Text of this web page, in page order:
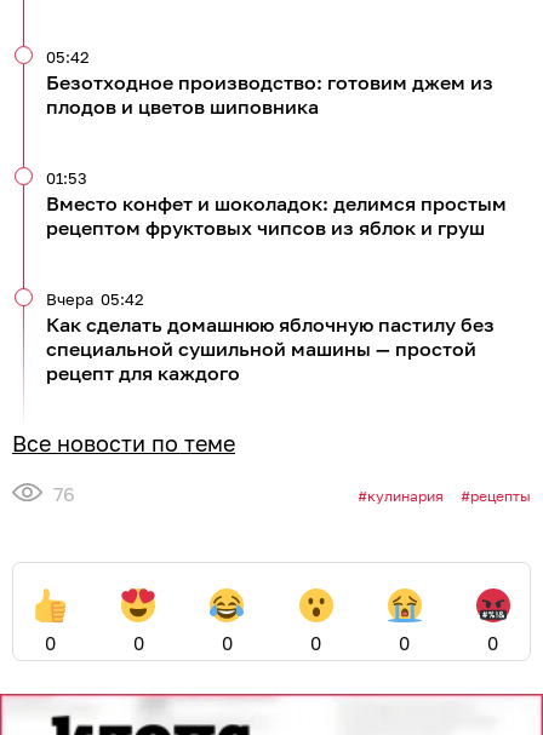
Безотходное производство: готовим джем из
плодов и цветов шиповника
05:42
Вместо конфет и шоколадок: делимся простым
рецептом фруктовых чипсов из яблок и груш
01:53
Как сделать домашнюю яблочную пастилу без
специальной сушильной машины — простой
рецепт для каждого
Вчера 05:42
Все новости по теме
76 кулинария рецепты
0 0 0 0 0 0